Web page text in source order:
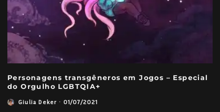
Personagens transgêneros em Jogos – Especial
do Orgulho LGBTQIA+
Giulia Deker · 01/07/2021